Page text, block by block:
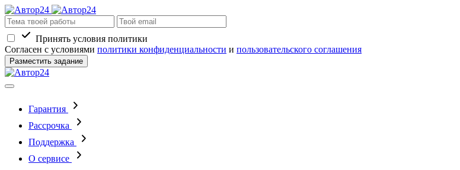
Принять условия политики
Согласен с условиями политики конфиденциальности и пользовательского соглашения
Разместить задание
Гарантия
Рассрочка
Поддержка
О сервисе